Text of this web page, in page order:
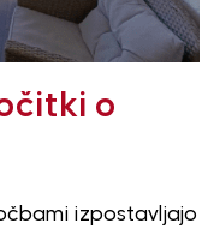
o
izpostavljajo